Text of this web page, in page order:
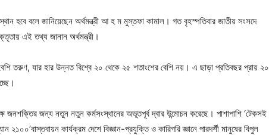
হবে বলে জানিয়েছেন অর্থমন্ত্রী আ হ ম মুস্তফা কামাল। গত বৃহস্পতিবার জাতীয় সংসদে
এই তথ্য জানান অর্থমন্ত্রী।
তরুণ, যার হার উন্নত বিশ্বে ২০ থেকে ২৫ শতাংশের বেশি নয়। এ ছাড়া প্রতিবছর প্রায় ২০
জনশক্তির জন্য নতুন নতুন কর্মসংস্থানের অভূতপূর্ব দ্বার উন্মোচন করেছে। পাশাপাশি ‘টেকসই
২১০০’বাস্তবায়ন কার্যক্রম দেশে বিজ্ঞান-প্রযুক্তি ও কারিগরি জ্ঞানে পারদর্শী মানুষের বিপুল